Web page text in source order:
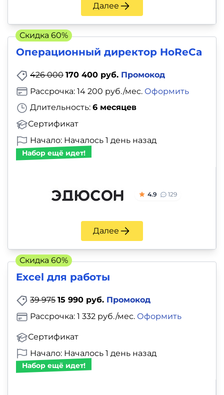
Далее
Операционный директор HoReCa
426 000 170 400 руб. Промокод
Длительность: 6 месяцев
Сертификат
Рассрочка: 14 200 руб./мес. Оформить
Начало: Началось 1 день назад
Набор ещё идет!
4.9 129
Далее
Скидка 60%
Excel для работы
39 975 15 990 руб. Промокод
Сертификат
Рассрочка: 1 332 руб./мес. Оформить
Начало: Началось 1 день назад
Набор ещё идет!
Скидка 60%